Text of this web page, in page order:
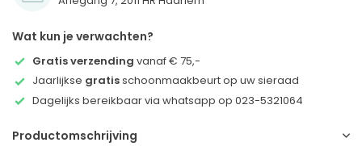
Wat kun je verwachten?
Gratis verzending vanaf € 75,-
Jaarlijkse gratisschoonmaakbeurt op uw sieraad
Dagelijks bereikbaar via whatsapp op 023-5321064
Productomschrijving